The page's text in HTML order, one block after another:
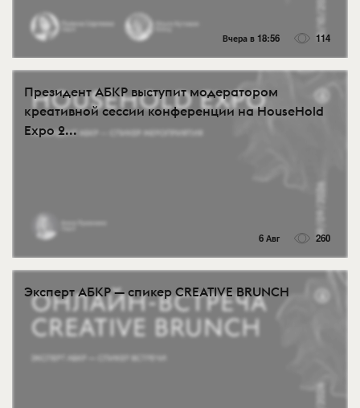
Вчера в 18:56 114
Президент АБКР выступит модератором
креативной сессии конференции на HouseHold
Expo 2...
6 Авг 260
Эксперт АБКР — спикер CREATIVE BRUNCH